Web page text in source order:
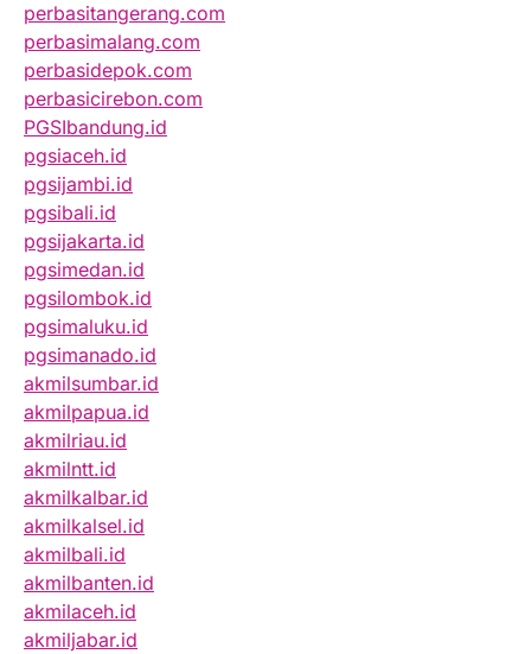
perbasitangerang.com
perbasimalang.com
perbasidepok.com
perbasicirebon.com
PGSIbandung.id
pgsiaceh.id
pgsijambi.id
pgsibali.id
pgsijakarta.id
pgsimedan.id
pgsilombok.id
pgsimaluku.id
pgsimanado.id
akmilsumbar.id
akmilpapua.id
akmilriau.id
akmilntt.id
akmilkalbar.id
akmilkalsel.id
akmilbali.id
akmilbanten.id
akmilaceh.id
akmiljabar.id